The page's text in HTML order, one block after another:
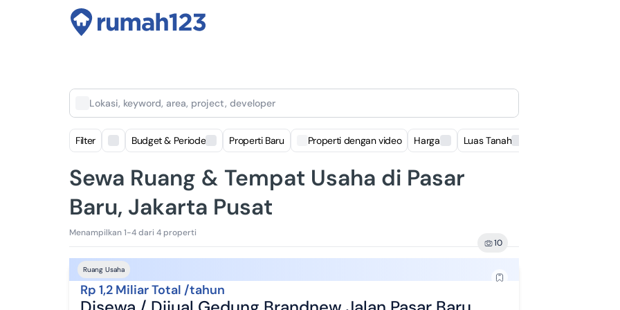
Lokasi, keyword, area, project, developer
Filter Budget & Periode Properti Baru Properti dengan video Harga Luas Tanah
Sewa Ruang & Tempat Usaha di Pasar
Baru, Jakarta Pusat
Menampilkan 1-4 dari 4 properti
10
Ruang Usaha
Rp 1,2 Miliar Total /tahun